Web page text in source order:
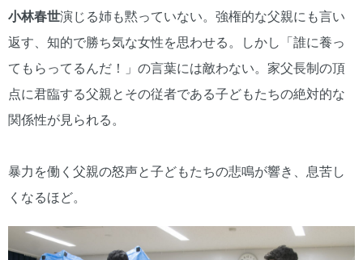
小林春世演じる姉も黙っていない。強権的な父親にも言い
返す、知的で勝ち気な女性を思わせる。しかし「誰に養っ
てもらってるんだ！」の言葉には敵わない。家父長制の頂
点に君臨する父親とその従者である子どもたちの絶対的な
関係性が見られる。
暴力を働く父親の怒声と子どもたちの悲鳴が響き、息苦し
くなるほど。